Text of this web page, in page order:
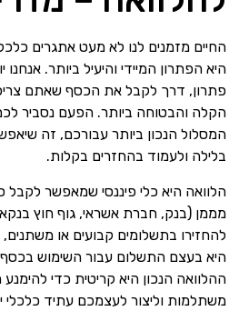
החיים מזמנים לנו לא מעט אתגרים
היא הפתרון המיידי והיעיל ביותר.
פתרון, דרך לקבל את הכסף שאתם
הקלה והבטוחה ביותר. הפעם נסביר
המסלול הנכון ביותר עבורכם, זה
בלילה ולעמוד בהחזרים בקלות.
הלוואה היא כלי פיננסי שמאפשר לקבל
מממן (בנק, חברת אשראי, גוף חוץ
להחזירו בתשלומים קבועים או
היא בעצם התשלום עבור השימוש
ההלוואה הנכון היא קריטית כדי להימנע
משתלמות וליצור לעצמכם עתיד כלכלי